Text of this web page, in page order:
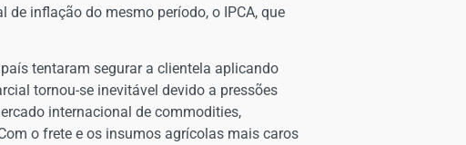
inflação do mesmo período, o IPCA, que
tentaram segurar a clientela aplicando
tornou-se inevitável devido a pressões
internacional de commodities,
o frete e os insumos agrícolas mais caros